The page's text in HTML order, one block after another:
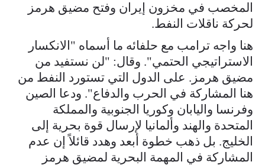
المخصب في مخزون إيران وفتح مضيق هرمز
لحركة ناقلات النفط.
هنا واجه ترامب مع حلفائه ما أسماه "الانكسار
الاستراتيجي الحتمي". وقال: "لن نستفيد من
مضيق هرمز. على الدول التي تستورد النفط من
هنا المشاركة في الحرب والدفاع". ودعا الصين
وفرنسا واليابان وكوريا الجنوبية والمملكة
المتحدة والهند وألمانيا لإرسال قوة بحرية إلى
الخليج. بل ذهب خطوة أبعد وهدد قائلاً إن عدم
المشاركة في المهمة البحرية لمضيق هرمز